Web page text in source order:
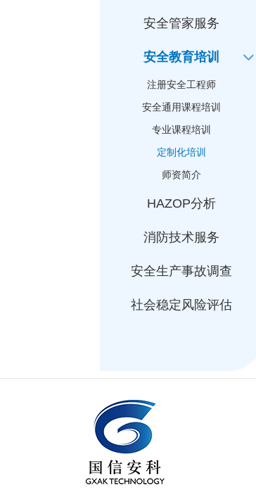
安全管家服务
安全教育培训
注册安全工程师
安全通用课程培训
专业课程培训
定制化培训
师资简介
HAZOP分析
消防技术服务
安全生产事故调查
社会稳定风险评估